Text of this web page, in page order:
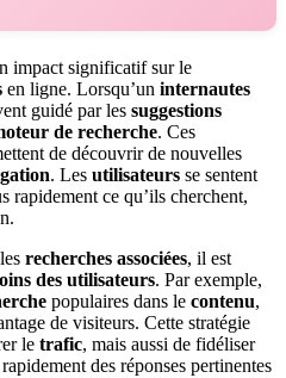
impact significatif sur le
en ligne. Lorsqu’un internautes
guidé par les suggestions
de recherche. Ces
de découvrir de nouvelles
. Les utilisateurs se sentent
rapidement ce qu’ils cherchent,
recherches associées, il est
des utilisateurs. Par exemple,
populaires dans le contenu,
de visiteurs. Cette stratégie
le trafic, mais aussi de fidéliser
des réponses pertinentes